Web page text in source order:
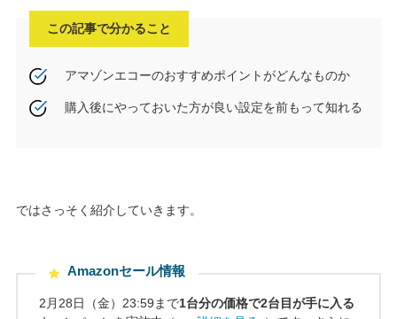
この記事で分かること
アマゾンエコーのおすすめポイントがどんなものか
購入後にやっておいた方が良い設定を前もって知れる
ではさっそく紹介していきます。
Amazonセール情報
2月28日（金）23:59まで1台分の価格で2台目が手に入る